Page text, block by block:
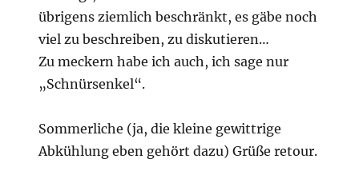
übrigens ziemlich beschränkt, es gäbe noch
viel zu beschreiben, zu diskutieren…
Zu meckern habe ich auch, ich sage nur
„Schnürsenkel“.
Sommerliche (ja, die kleine gewittrige
Abkühlung eben gehört dazu) Grüße retour.